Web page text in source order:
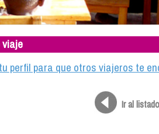
viaje
perfil para que otros viajeros te
Ir al